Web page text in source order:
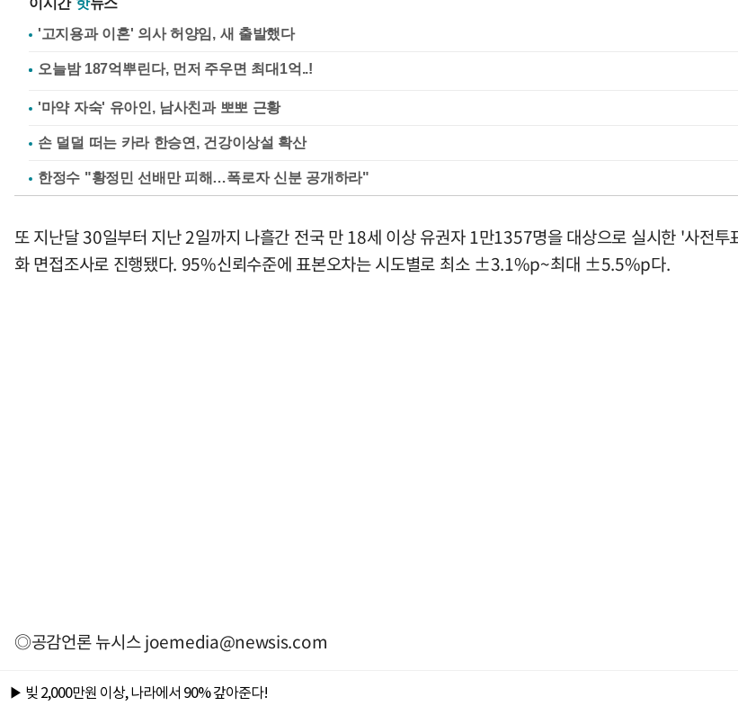
'고지용과 이혼' 의사 허양임, 새 출발했다
'마약 자숙' 유아인, 남사친과 뽀뽀 근황
손 덜덜 떠는 카라 한승연, 건강이상설 확산
한정수 "황정민 선배만 피해…폭로자 신분 공개하라"
또 지난달 30일부터 지난 2일까지 나흘간 전국 만 18세 이상 유권자 1만1357명을 대상으로 실시한 '사전
화 면접조사로 진행됐다. 95%신뢰수준에 표본오차는 시도별로 최소 ±3.1%p~최대 ±5.5%p다.
◎공감언론 뉴시스joemedia@newsis.com